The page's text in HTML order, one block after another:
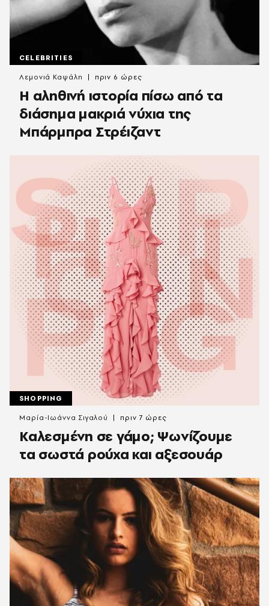
CELEBRITIES
Η αληθινή ιστορία πίσω από τα
διάσημα μακριά νύχια της
Μπάρμπρα Στρέιζαντ
Λεμονιά Καψάλη πριν 6 ώρες
SHOPPING
Καλεσμένη σε γάμο; Ψωνίζουμε
τα σωστά ρούχα και αξεσουάρ
Μαρία-Ιωάννα Σιγαλού πριν 7 ώρες